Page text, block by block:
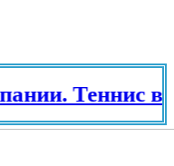
Теннис в